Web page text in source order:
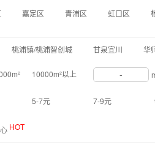
嘉定区 青浦区 虹口区
桃浦镇/桃浦智创城 甘泉宜川 华
10000m²以上 -
5-7元 7-9元
HOT